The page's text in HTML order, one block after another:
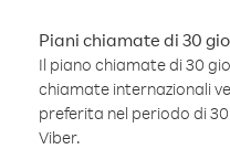
Piani chiamate di 30
Il piano chiamate di 30
chiamate internazionali
preferita nel periodo di
Viber.